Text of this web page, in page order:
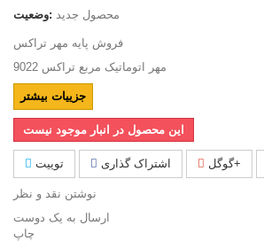
وضعیت: محصول جدید
فروش پایه مهر تراکس
مهر اتوماتیک مربع تراکس 9022
جزییات بیشتر
این محصول در انبار موجود نیست
توییت اشتراک گذاری گوگل+
نوشتن نقد و نظر
ارسال به یک دوست
چاپ